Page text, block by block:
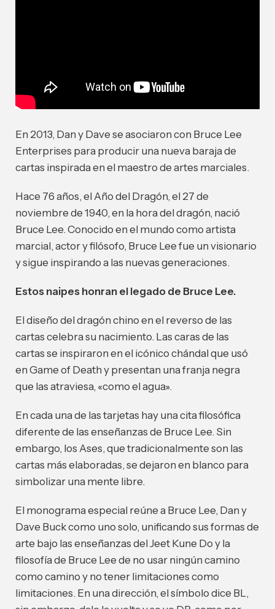
En 2013, Dan y Dave se asociaron con Bruce Lee
Enterprises para producir una nueva baraja de
cartas inspirada en el maestro de artes marciales.
Hace 76 años, el Año del Dragón, el 27 de
noviembre de 1940, en la hora del dragón, nació
Bruce Lee. Conocido en el mundo como artista
marcial, actor y filósofo, Bruce Lee fue un visionario
y sigue inspirando a las nuevas generaciones.
Estos naipes honran el legado de Bruce Lee.
El diseño del dragón chino en el reverso de las
cartas celebra su nacimiento. Las caras de las
cartas se inspiraron en el icónico chándal que usó
en Game of Death y presentan una franja negra
que las atraviesa, «como el agua».
En cada una de las tarjetas hay una cita filosófica
diferente de las enseñanzas de Bruce Lee. Sin
embargo, los Ases, que tradicionalmente son las
cartas más elaboradas, se dejaron en blanco para
simbolizar una mente libre.
El monograma especial reúne a Bruce Lee, Dan y
Dave Buck como uno solo, unificando sus formas de
arte bajo las enseñanzas del Jeet Kune Do y la
filosofía de Bruce Lee de no usar ningún camino
como camino y no tener limitaciones como
limitaciones. En una dirección, el símbolo dice BL,